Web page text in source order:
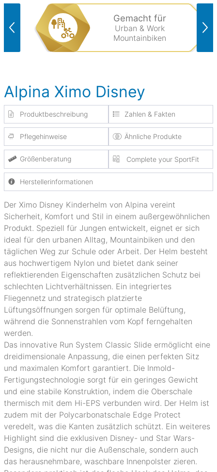
Gemacht für
Urban & Work
Mountainbiken
Alpina Ximo Disney
Produktbeschreibung Zahlen & Fakten
Pflegehinweise Ähnliche Produkte
Größenberatung Complete your SportFit
Herstellerinformationen
Der Ximo Disney Kinderhelm von Alpina vereint
Sicherheit, Komfort und Stil in einem außergewöhnlichen
Produkt. Speziell für Jungen entwickelt, eignet er sich
ideal für den urbanen Alltag, Mountainbiken und den
täglichen Weg zur Schule oder Arbeit. Der Helm besteht
aus hochwertigem Nylon und bietet dank seiner
reflektierenden Eigenschaften zusätzlichen Schutz bei
schlechten Lichtverhältnissen. Ein integriertes
Fliegennetz und strategisch platzierte
Lüftungsöffnungen sorgen für optimale Belüftung,
während die Sonnenstrahlen vom Kopf ferngehalten
werden.
Das innovative Run System Classic Slide ermöglicht eine
dreidimensionale Anpassung, die einen perfekten Sitz
und maximalen Komfort garantiert. Die Inmold-
Fertigungstechnologie sorgt für ein geringes Gewicht
und eine stabile Konstruktion, indem die Oberschale
thermisch mit dem Hi-EPS verbunden wird. Der Helm ist
zudem mit der Polycarbonatschale Edge Protect
veredelt, was die Kanten zusätzlich schützt. Ein weiteres
Highlight sind die exklusiven Disney- und Star Wars-
Designs, die nicht nur die Außenschale, sondern auch
das herausnehmbare, waschbare Innenpolster zieren.